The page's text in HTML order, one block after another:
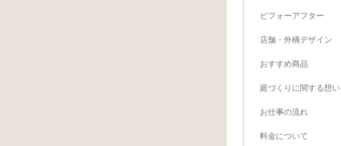
ビフォーアフター
店舗・外構デザイン
おすすめ商品
庭づくりに関する想い
お仕事の流れ
料金について